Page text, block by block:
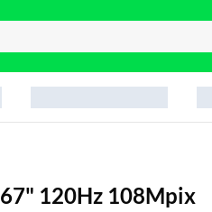
120Hz 108Mpix